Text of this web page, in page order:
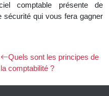
comptable présente de
sécurité qui vous fera gagner
Quels sont les principes de
la comptabilité ?